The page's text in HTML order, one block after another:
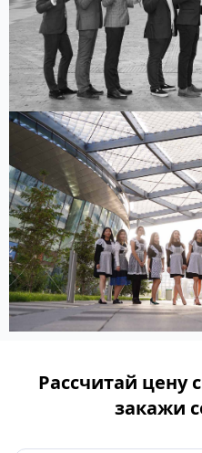
Рассчитай цену
закажи